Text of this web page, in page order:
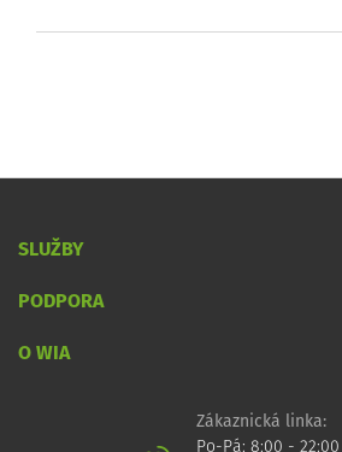
SLUŽBY
PODPORA
O WIA
Zákaznická linka:
Po-Pá: 8:00 - 22:00